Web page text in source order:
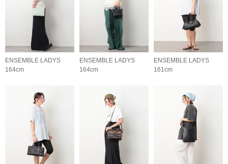
ENSEMBLE LADYS
164cm
ENSEMBLE LADYS
164cm
ENSEMBLE LADYS
161cm